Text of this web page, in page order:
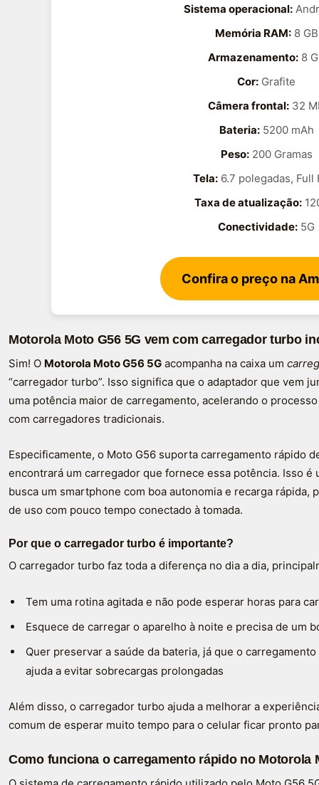
Sistema operacional:
Memória RAM:8 GB
Armazenamento:8
Cor: Grafite
Câmera frontal: 32
Bateria:5200 mAh
Peso:200 Gramas
Tela: 6.7 polegadas, Full
Taxa de atualização:
Conectividade: 5G
Confira o preço na
Motorola Moto G56 5G vem com carregador turbo
Sim! O Motorola Moto G56 5G acompanha na caixa um
“carregador turbo”. Isso significa que o adaptador que vem
uma potência maior de carregamento, acelerando o
com carregadores tradicionais.
Especificamente, o Moto G56 suporta carregamento rápido
encontrará um carregador que fornece essa potência. Isso é
busca um smartphone com boa autonomia e recarga rápida,
de uso com pouco tempo conectado à tomada.
Por que o carregador turbo é importante?
O carregador turbo faz toda a diferença no dia a dia,
Tem uma rotina agitada e não pode esperar horas para
Esquece de carregar o aparelho à noite e precisa de um
Quer preservar a saúde da bateria, já que o
ajuda a evitar sobrecargas prolongadas
Além disso, o carregador turbo ajuda a melhorar a
comum de esperar muito tempo para o celular ficar pronto
Como funciona o carregamento rápido no Motorola